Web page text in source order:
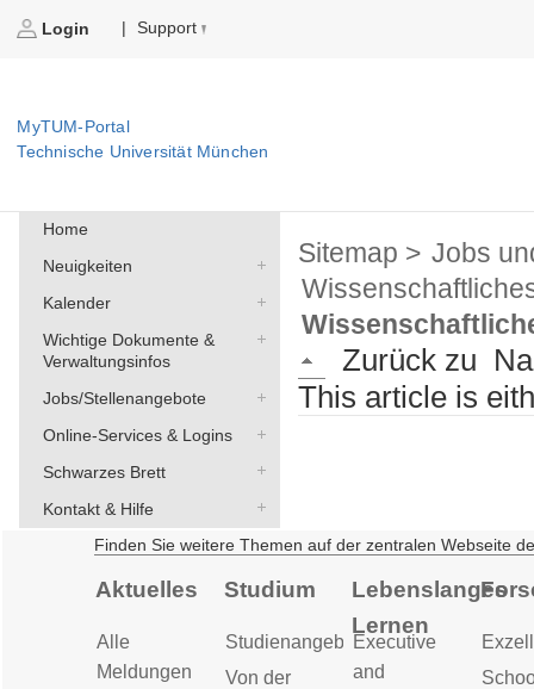
Login | Support
MyTUM-Portal
Technische Universität München
Home
Neuigkeiten
Kalender
Wichtige Dokumente &
Verwaltungsinfos
Jobs/Stellenangebote
Online-Services & Logins
Schwarzes Brett
Kontakt & Hilfe
Sitemap > Jobs
Zurück zu
This article is
Finden Sie weitere Themen auf der zentralen Webseite
Aktuelles
Alle
Meldungen
Studium
Studienangebot
Von der
Lebenslanges
Lernen
Executive
and